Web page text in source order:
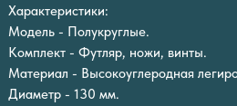
Характеристики:
Модель - Полукруглые.
Комплект - Футляр, ножи, винты.
Материал - Высокоуглеродная
Диаметр - 130 мм.